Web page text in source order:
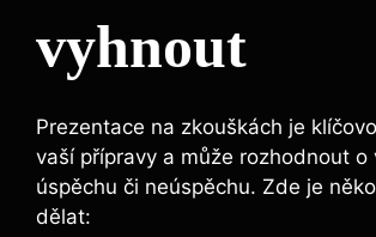
vyhnout
Prezentace na zkouškách je
vaší přípravy a může rozhodnout o
úspěchu či neúspěchu. Zde je
dělat: